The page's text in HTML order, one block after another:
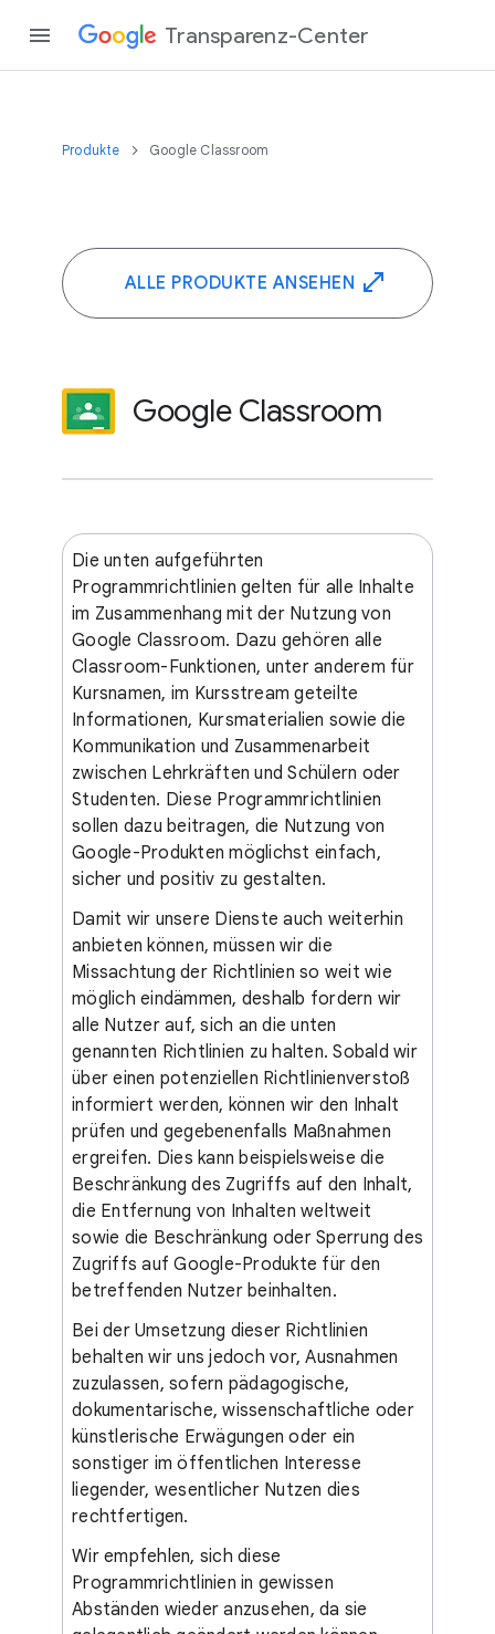
Transparenz-Center
Produkte Google Classroom
ALLE PRODUKTE ANSEHEN
Google Classroom